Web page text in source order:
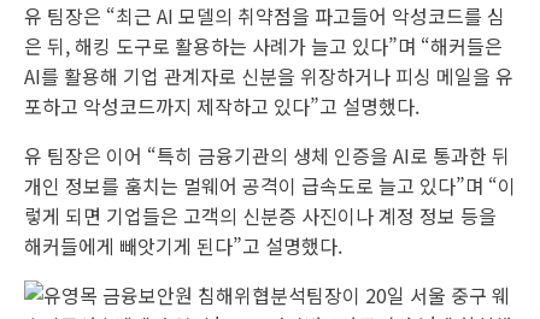
유 팀장은 “최근 AI 모델의 취약점을 파고들어 악성코드를 심
은 뒤, 해킹 도구로 활용하는 사례가 늘고 있다”며 “해커들은
AI를 활용해 기업 관계자로 신분을 위장하거나 피싱 메일을 유
포하고 악성코드까지 제작하고 있다”고 설명했다.
유 팀장은 이어 “특히 금융기관의 생체 인증을 AI로 통과한 뒤
개인 정보를 훔치는 멀웨어 공격이 급속도로 늘고 있다”며 “이
렇게 되면 기업들은 고객의 신분증 사진이나 계정 정보 등을
해커들에게 빼앗기게 된다”고 설명했다.